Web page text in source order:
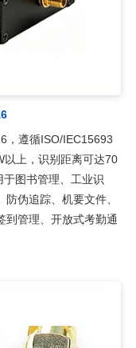
，遵循ISO/IEC15693
以上，识别距离可达70
图书管理、工业识
伪追踪、机要文件、
到管理、开放式考勤通